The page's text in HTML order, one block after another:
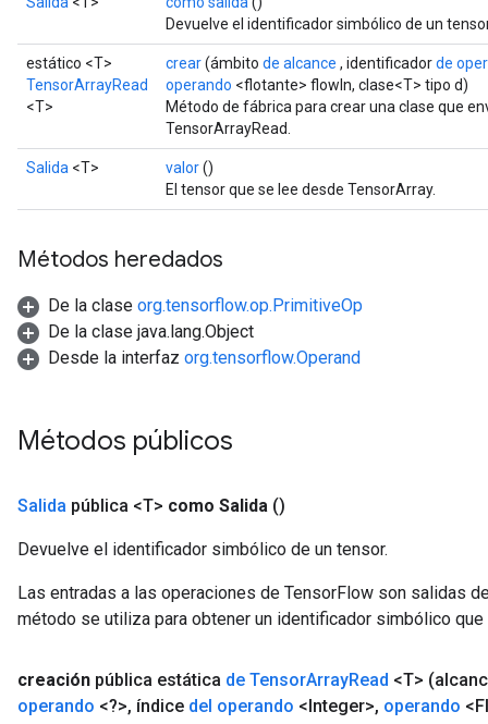
Devuelve el identificador simbólico de un
estático <T>
TensorArrayRead
<T>
crear(ámbito de alcance , identificadorde
operando <flotante> flowIn, clase<T> tipo d)
Método de fábrica para crear una clase que
TensorArrayRead.
Salida <T> valor()
El tensor que se lee desde TensorArray.
Métodos heredados
De la clase org.tensorflow.op.PrimitiveOp
De la clase java.lang.Object
Desde la interfaz org.tensorflow.Operand
Métodos públicos
Salida pública <T> como Salida ()
Devuelve el identificador simbólico de un tensor.
Las entradas a las operaciones de TensorFlow son salidas
método se utiliza para obtener un identificador simbólico
creación pública estática de TensorArrayRead <T>
operando <?>, índice del operando <Integer>, operando